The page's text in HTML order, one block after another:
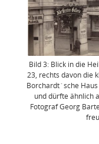
Bild 3: Blick in die
23, rechts davon die
Borchardt´sche
und dürfte ähnlich
Fotograf Georg